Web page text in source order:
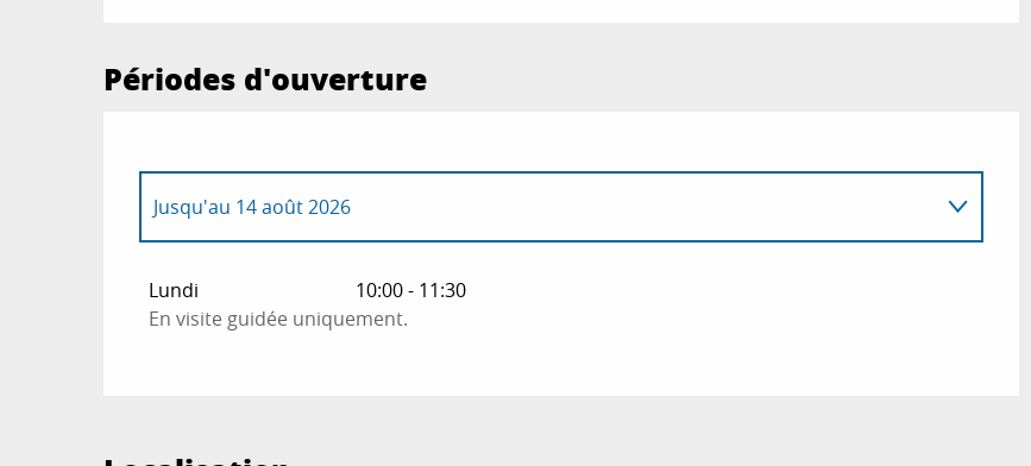
Périodes d'ouverture
Jusqu'au 14 août 2026
Lundi
10:00 - 11:30
En visite guidée uniquement.